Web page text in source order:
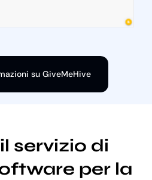
su GiveMeHive
servizio di
per la